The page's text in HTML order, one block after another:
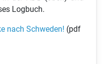
Logbuch.
nach Schweden! (pdf